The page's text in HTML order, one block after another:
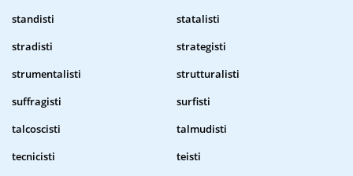
standisti
statalisti
stradisti
strategisti
strumentalisti
strutturalisti
suffragisti
surfisti
talcoscisti
talmudisti
tecnicisti
teisti